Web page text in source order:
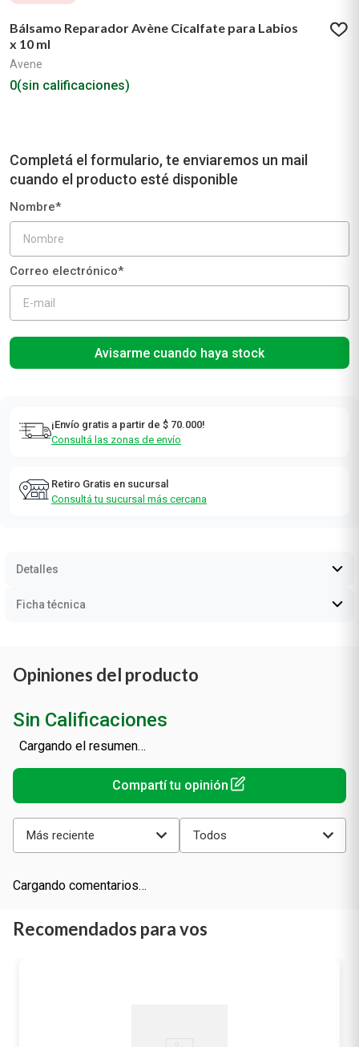
Bálsamo Reparador Avène Cicalfate para Labios
x 10 ml
Avene
0(sin calificaciones)
Avisarme cuando haya stock
¡Envío gratis a partir de $ 70.000!
Consultá las zonas de envío
Retiro Gratis en sucursal
Consultá tu sucursal más cercana
Detalles
Ficha técnica
Opiniones del producto
Sin Calificaciones
Cargando el resumen…
Más reciente Todos
Cargando comentarios…
Recomendados para vos